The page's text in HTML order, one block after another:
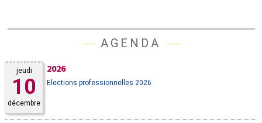
AGENDA
jeudi
10
décembre
2026
Elections professionnelles 2026